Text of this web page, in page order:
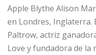
Apple Blythe Alison
en Londres, Inglaterra.
Paltrow, actriz
Love y fundadora de la